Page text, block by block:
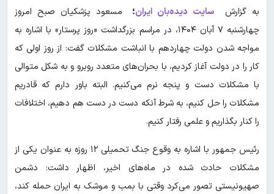
به گزارش سایت دیده‌بان ایران؛ مسعود پزشکیان صبح امروز
چهارشنبه ۷ آبان ۱۴۰۴، در مراسم بزرگداشت «روز پرستار» با اشاره به
مواجه شدن دولت چهاردهم با انباشت مشکلات گفت: از روز اولی که
کار را در دولت آغاز کردیم، با بحران‌های متعدد روبرو و به شکل متوالی
با مشکلات دست و پنجه نرم می‌کنیم. البته باور دارم که قادریم
مشکلات را حل کنیم، به شرط آنکه دست در دست هم دهیم، اختلافات
را کنار بگذاریم و علمی رفتار کنیم.
رئیس جمهور با اشاره به وقوع جنگ تحمیلی ۱۲ روزه به عنوان یکی از
مشکلات حادث شده در ماه‌های اخیر، اظهار داشت: دشمن
صهیونیستی تصور می‌کرد وقتی با بمب و موشک به ایران حمله کند،